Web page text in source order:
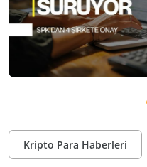
Kripto Para Haberleri